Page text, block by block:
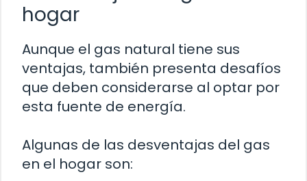
hogar
Aunque el gas natural tiene sus
ventajas, también presenta desafíos
que deben considerarse al optar por
esta fuente de energía.
Algunas de las desventajas del gas
en el hogar son: